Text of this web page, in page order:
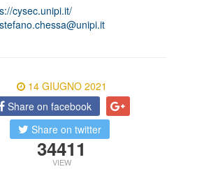
cysec.unipi.it/
stefano.chessa@unipi.it
14 GIUGNO 2021
Share on facebook
Share on twitter
34411
VIEW